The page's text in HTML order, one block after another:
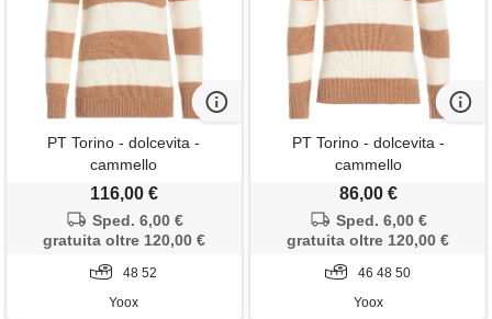
PT Torino - dolcevita -
cammello
116,00 €
Sped. 6,00 €
gratuita oltre 120,00 €
48 52
Yoox
PT Torino - dolcevita -
cammello
86,00 €
Sped. 6,00 €
gratuita oltre 120,00 €
46 48 50
Yoox